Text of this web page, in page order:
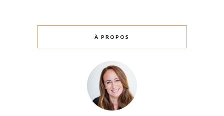
À PROPOS